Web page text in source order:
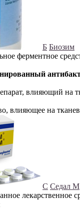
Б Биозим
ферментное
влияющий на
влияющее на
С Седал М
лекарственное